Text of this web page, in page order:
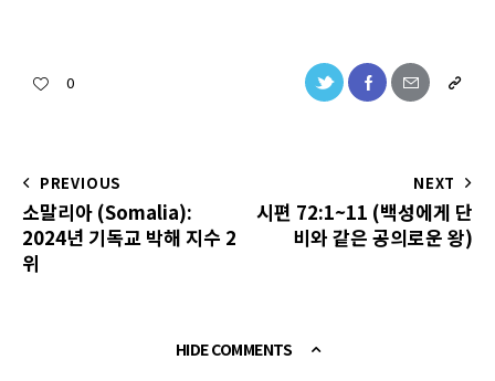
0
PREVIOUS
소말리아 (Somalia):
2024년 기독교 박해 지수 2
위
NEXT
시편 72:1~11 (백성에게 단
비와 같은 공의로운 왕)
HIDE COMMENTS